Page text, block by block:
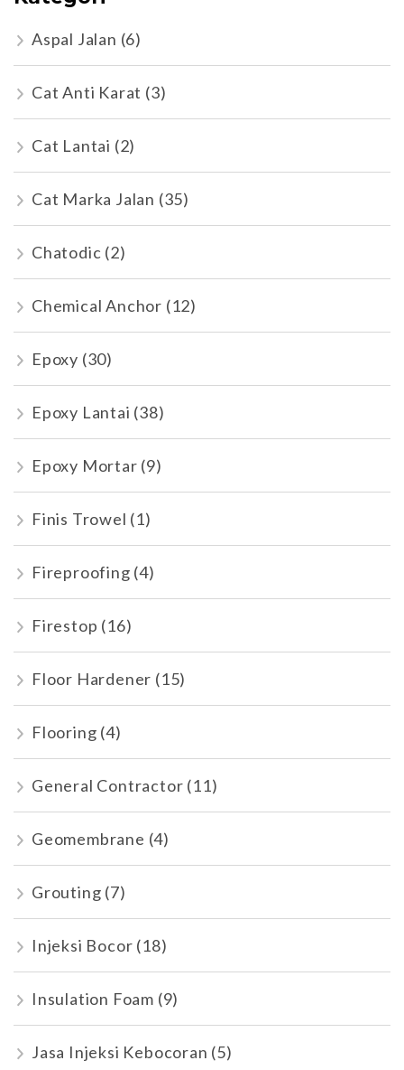
Aspal Jalan (6)
Cat Anti Karat (3)
Cat Lantai (2)
Cat Marka Jalan (35)
Chatodic (2)
Chemical Anchor (12)
Epoxy (30)
Epoxy Lantai (38)
Epoxy Mortar (9)
Finis Trowel (1)
Fireproofing (4)
Firestop (16)
Floor Hardener (15)
Flooring (4)
General Contractor (11)
Geomembrane (4)
Grouting (7)
Injeksi Bocor (18)
Insulation Foam (9)
Jasa Injeksi Kebocoran (5)